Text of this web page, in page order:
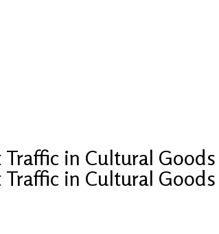
in Cultural Goods
in Cultural Goods